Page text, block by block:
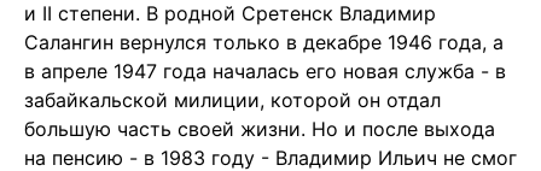
и II степени. В родной Сретенск Владимир
Салангин вернулся только в декабре 1946 года, а
в апреле 1947 года началась его новая служба - в
забайкальской милиции, которой он отдал
большую часть своей жизни. Но и после выхода
на пенсию - в 1983 году - Владимир Ильич не смог